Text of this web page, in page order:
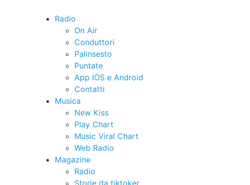
Radio
On Air
Conduttori
Palinsesto
Puntate
App IOS e Android
Contatti
Musica
New Kiss
Play Chart
Music Viral Chart
Web Radio
Magazine
Radio
Storie da tiktoker